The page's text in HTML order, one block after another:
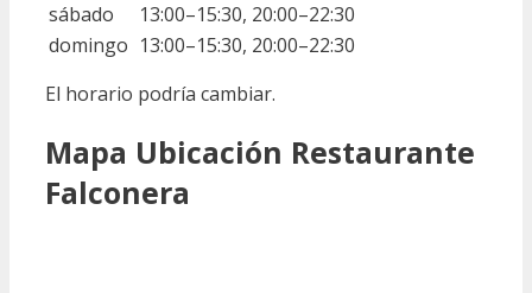
sábado
13:00–15:30, 20:00–22:30
domingo 13:00–15:30, 20:00–22:30
El horario podría cambiar.
Mapa Ubicación Restaurante
Falconera